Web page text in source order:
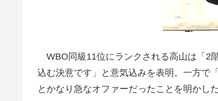
WBO同級11位にランクされる高山は「2
込む決意です」と意気込みを表明。一方で
とかなり急なオファーだったことを明かした